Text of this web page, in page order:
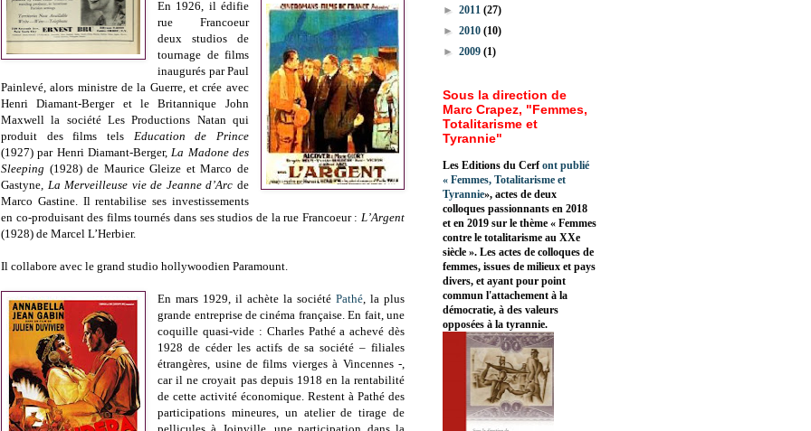
En 1926, il édifie
rue Francoeur
deux studios de
tournage de films
inaugurés par Paul
Painlevé, alors ministre de la Guerre, et crée avec
Henri Diamant-Berger et le Britannique John
Maxwell la société Les Productions Natan qui
produit des films tels Education de Prince
(1927) par Henri Diamant-Berger,La Madone des
Sleeping (1928) de Maurice Gleize et Marco de
Gastyne, La Merveilleuse vie de Jeanne d’Arc de
Marco Gastine. Il rentabilise ses investissements
en co-produisant des films tournés dans ses studios de la rue Francoeur : L’Argent
(1928) de Marcel L’Herbier.
Il collabore avec le grand studio hollywoodien Paramount.
En mars 1929, il achète la sociétéPathé, la plus
grande entreprise de cinéma française. En fait, une
coquille quasi-vide : Charles Pathé a achevé dès
1928 de céder les actifs de sa société – filiales
étrangères, usine de films vierges à Vincennes -,
car il ne croyait pas depuis 1918 en la rentabilité
de cette activité économique. Restent à Pathé des
participations mineures, un atelier de tirage de
► 2011 (27)
► 2010 (10)
► 2009 (1)
Sous la direction de
Marc Crapez, "Femmes,
Totalitarisme et
Tyrannie"
Les Editions du Cerfont publié
« Femmes, Totalitarisme et
Tyrannie», actes de deux
colloques passionnants en 2018
et en 2019 sur le thème « Femmes
contre le totalitarisme au XXe
siècle ». Les actes de colloques de
femmes, issues de milieux et pays
divers, et ayant pour point
commun l'attachement à la
démocratie, à des valeurs
opposées à la tyrannie.